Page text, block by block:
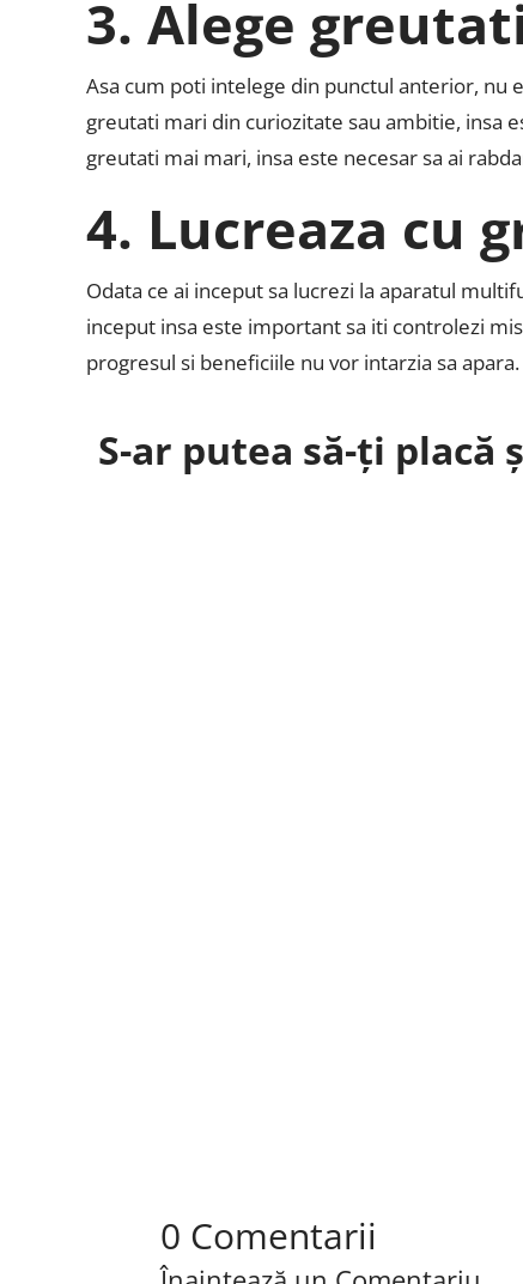
3. Alege
Asa cum poti intelege din punctul anterior, nu
greutati mari din curiozitate sau ambitie, insa
greutati mai mari, insa este necesar sa ai
4. Lucreaza cu
Odata ce ai inceput sa lucrezi la aparatul
inceput insa este important sa iti controlezi
progresul si beneficiile nu vor intarzia sa apara.
S-ar putea să-ți placă
0 Comentarii